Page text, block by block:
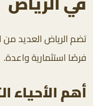
تضم الرياض العديد من
فرصًا استثمارية واعدة.
أهم الأحياء